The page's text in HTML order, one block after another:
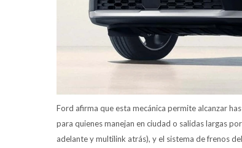
Ford afirma que esta mecánica permite alcanzar
para quienes manejan en ciudad o salidas largas
adelante y multilink atrás), y el sistema de frenos